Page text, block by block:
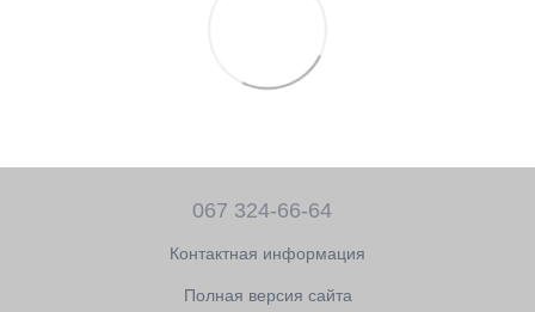
067 324-66-64
Контактная информация
Полная версия сайта